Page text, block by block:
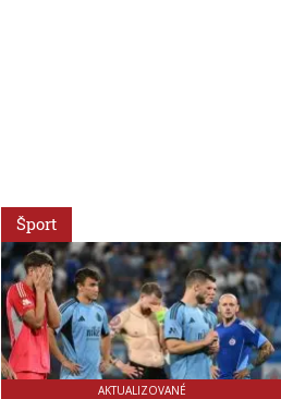
Šport
AKTUALIZOVANÉ